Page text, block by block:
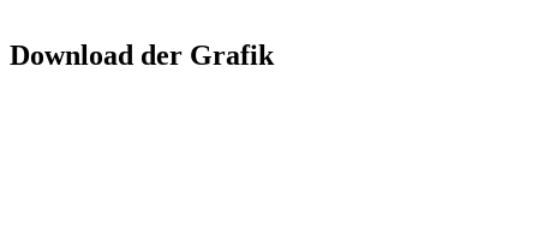
Download der Grafik